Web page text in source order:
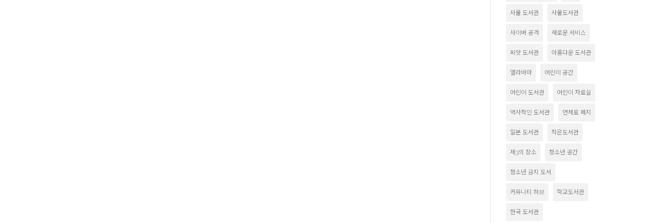
사물 도서관 사물도서관
사이버 공격 새로운 서비스
씨앗 도서관 아름다운 도서관
앨라바마 어린이 공간
어린이 도서관 어린이 자료실
역사적인 도서관 연체료 폐지
일본 도서관 작은도서관
제3의 장소 청소년 공간
청소년 금지 도서
커뮤니티 허브 학교도서관
한국 도서관